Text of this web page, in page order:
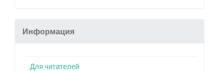
Информация
Для читателей